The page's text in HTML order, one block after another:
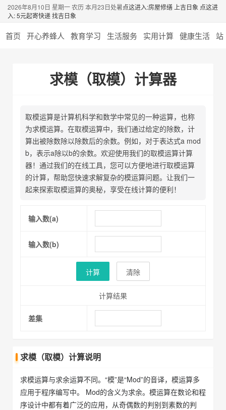
2026年8月10日 星期一 农历 本月23日处暑点这进入:房屋修缮 上吉日象 点这进
入: 5元起寄快递 找吉日象
首页 开心养蜂人 教育学习 生活服务 实用计算 健康生活 站
求模（取模）计算器
取模运算是计算机科学和数学中常见的一种运算，也称
为求模运算。在取模运算中，我们通过给定的除数，计
算出被除数除以除数后的余数。例如，对于表达式a mod
b，表示a除以b的余数。欢迎使用我们的取模运算计算
器！通过我们的在线工具，您可以方便地进行取模运算
的计算，帮助您快速求解复杂的模运算问题。让我们一
起来探索取模运算的奥秘，享受在线计算的便利！
输入数(a)
输入数(b)
计算 清除
计算结果
差集
求模（取模）计算说明
求模运算与求余运算不同。“模”是“Mod”的音译，模运算多
应用于程序编写中。 Mod的含义为求余。模运算在数论和程
序设计中都有着广泛的应用，从奇偶数的判别到素数的判